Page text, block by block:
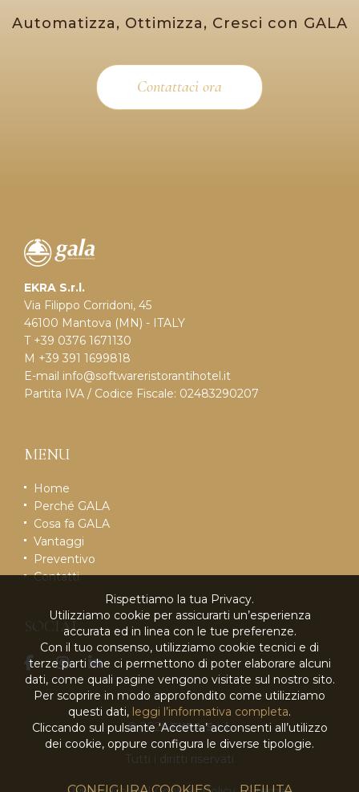
Automatizza, Ottimizza, Cresci con GALA
Contattaci ora
EKRA S.r.l.
Via Filippo Corridoni, 45
46100 Mantova (MN) - ITALY
T +39 0376 1671130
M +39 391 1699818
E-mail info@softwareristorantihotel.it
Partita IVA / Codice Fiscale: 02483290207
MENU
Home
Perché GALA
Cosa fa GALA
Vantaggi
Preventivo
Contatti
SOCIAL
© 2026EKRA S.r.l.
Tutti i diritti riservati
Rispettiamo la tua Privacy.
Utilizziamo cookie per assicurarti un’esperienza
accurata ed in linea con le tue preferenze.
Con il tuo consenso, utilizziamo cookie tecnici e di
terze parti che ci permettono di poter elaborare alcuni
dati, come quali pagine vengono visitate sul nostro sito.
Per scoprire in modo approfondito come utilizziamo
questi dati, leggi l’informativa completa.
Cliccando sul pulsante ‘Accetta’ acconsenti all’utilizzo
dei cookie, oppure configura le diverse tipologie.